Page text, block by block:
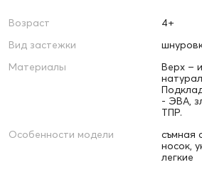
Возраст
4+
Вид застежки
Материалы
Верх –
- ЭВА,
ТПР.
Особенности модели
съмная
носок,
легкие